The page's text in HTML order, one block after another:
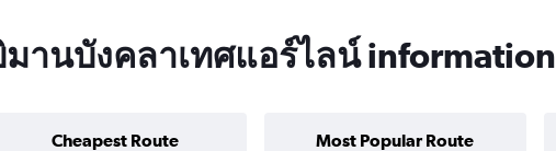
านบังคลาเทศแอร์ไลน์ information
Cheapest Route Most Popular Route